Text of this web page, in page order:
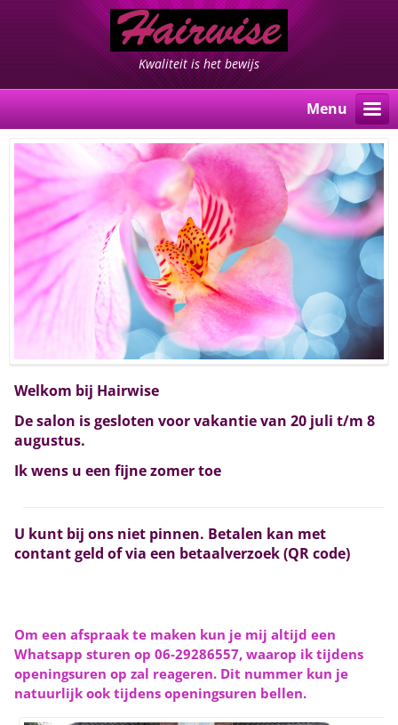
Kwaliteit is het bewijs
Menu
Welkom bij Hairwise
De salon is gesloten voor vakantie van 20 juli t/m 8
augustus.
Ik wens u een fijne zomer toe
U kunt bij ons niet pinnen. Betalen kan met
contant geld of via een betaalverzoek (QR code)
Om een afspraak te maken kun je mij altijd een
Whatsapp sturen op 06-29286557, waarop ik tijdens
openingsuren op zal reageren. Dit nummer kun je
natuurlijk ook tijdens openingsuren bellen.